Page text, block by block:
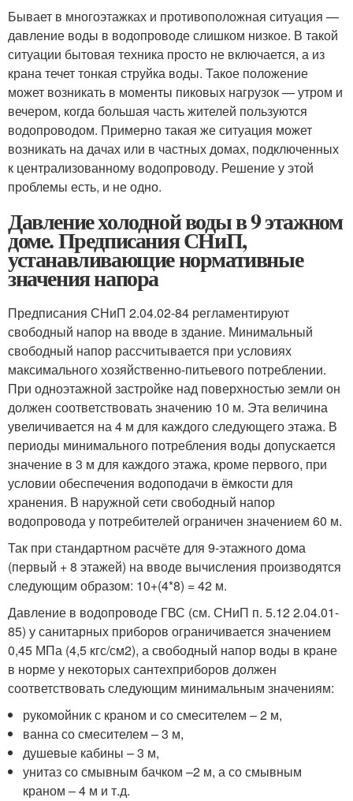
Бывает в многоэтажках и противоположная ситуация —
давление воды в водопроводе слишком низкое. В такой
ситуации бытовая техника просто не включается, а из
крана течет тонкая струйка воды. Такое положение
может возникать в моменты пиковых нагрузок — утром и
вечером, когда большая часть жителей пользуются
водопроводом. Примерно такая же ситуация может
возникать на дачах или в частных домах, подключенных
к централизованному водопроводу. Решение у этой
проблемы есть, и не одно.
Давление холодной воды в 9 этажном
доме. Предписания СНиП,
устанавливающие нормативные
значения напора
Предписания СНиП 2.04.02-84 регламентируют
свободный напор на вводе в здание. Минимальный
свободный напор рассчитывается при условиях
максимального хозяйственно-питьевого потреблении.
При одноэтажной застройке над поверхностью земли он
должен соответствовать значению 10 м. Эта величина
увеличивается на 4 м для каждого следующего этажа. В
периоды минимального потребления воды допускается
значение в 3 м для каждого этажа, кроме первого, при
условии обеспечения водоподачи в ёмкости для
хранения. В наружной сети свободный напор
водопровода у потребителей ограничен значением 60 м.
Так при стандартном расчёте для 9-этажного дома
(первый + 8 этажей) на вводе вычисления производятся
следующим образом: 10+(4*8) = 42 м.
Давление в водопроводе ГВС (см. СНиП п. 5.12 2.04.01-
85) у санитарных приборов ограничивается значением
0,45 МПа (4,5 кгс/см2), а свободный напор воды в кране
в норме у некоторых сантехприборов должен
соответствовать следующим минимальным значениям:
рукомойник с краном и со смесителем – 2 м,
ванна со смесителем – 3 м,
душевые кабины – 3 м,
унитаз со смывным бачком –2 м, а со смывным
краном – 4 м и т.д.